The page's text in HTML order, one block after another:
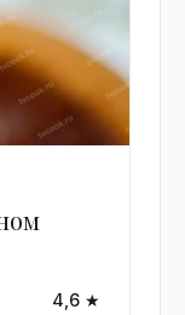
4,6 ★